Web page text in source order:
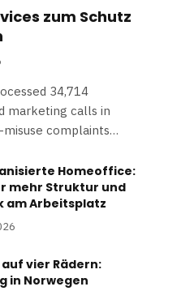
zum Schutz
34,714
marketing calls in
misuse complaints…
Homeoffice:
mehr Struktur und
am Arbeitsplatz
vier Rädern:
in Norwegen